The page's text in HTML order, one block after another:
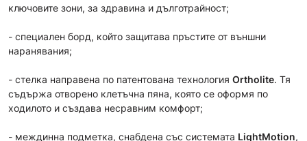
ключовите зони, за здравина и дълготрайност;
- специален борд, който защитава пръстите от външни
наранявания;
- стелка направена по патентована технология Ortholite. Тя
съдържа отворено клетъчна пяна, която се оформя по
ходилото и създава несравним комфорт;
- междинна подметка, снабдена със системата LightMotion,